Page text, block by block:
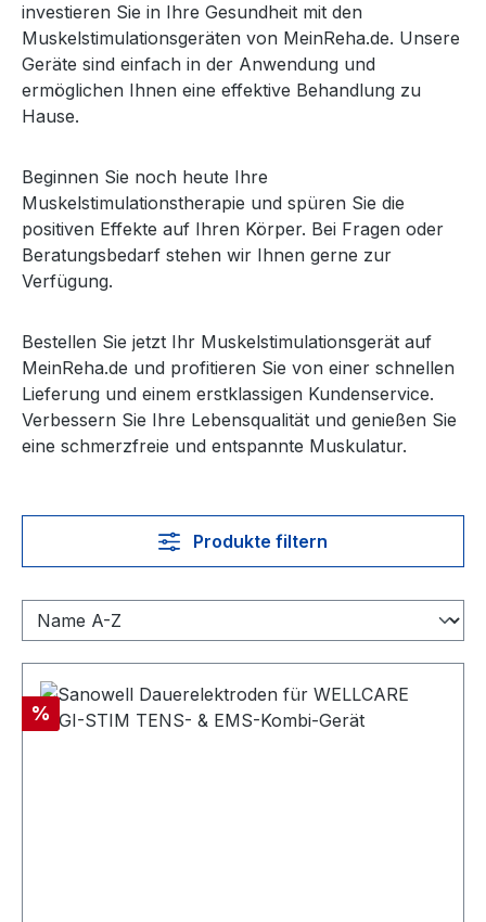
investieren Sie in Ihre Gesundheit mit den
Muskelstimulationsgeräten von MeinReha.de. Unsere
Geräte sind einfach in der Anwendung und
ermöglichen Ihnen eine effektive Behandlung zu
Hause.
Beginnen Sie noch heute Ihre
Muskelstimulationstherapie und spüren Sie die
positiven Effekte auf Ihren Körper. Bei Fragen oder
Beratungsbedarf stehen wir Ihnen gerne zur
Verfügung.
Bestellen Sie jetzt Ihr Muskelstimulationsgerät auf
MeinReha.de und profitieren Sie von einer schnellen
Lieferung und einem erstklassigen Kundenservice.
Verbessern Sie Ihre Lebensqualität und genießen Sie
eine schmerzfreie und entspannte Muskulatur.
Produkte filtern
Rabatt
%